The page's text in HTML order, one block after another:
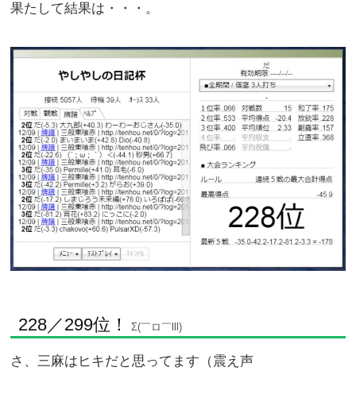
果たして結果は・・・。
228／299位！ Σ(￣ロ￣lll)
さ、三麻はヒキだと思ってます（震え声